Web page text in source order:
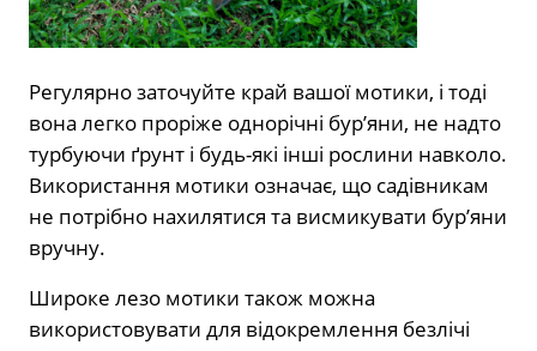
Регулярно заточуйте край вашої мотики, і тоді
вона легко проріже однорічні бур’яни, не надто
турбуючи ґрунт і будь-які інші рослини навколо.
Використання мотики означає, що садівникам
не потрібно нахилятися та висмикувати бур’яни
вручну.
Широке лезо мотики також можна
використовувати для відокремлення безлічі